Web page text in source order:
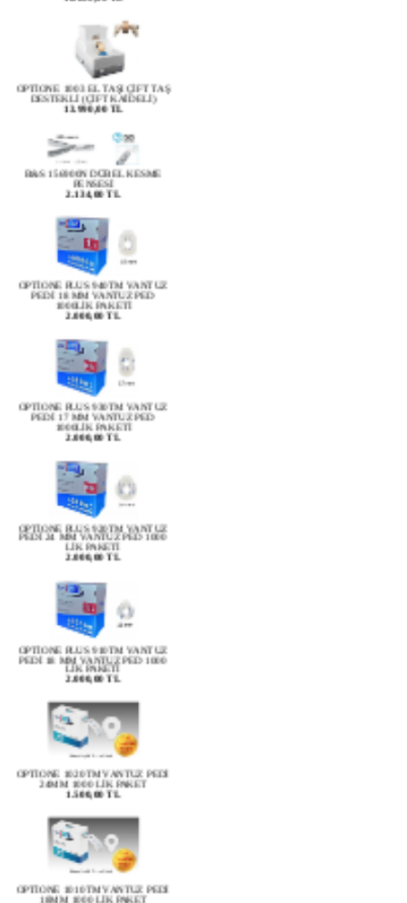
OPTİONE 1003 EL TAŞI ÇİFT TAŞ
DESTEKLİ (ÇİFT KAİDELİ)
13.990,00 TL
B&S 156900N DÜBEL KESME
PENSESİ
2.134,00 TL
OPTİONE PLUS 940TM VANTUZ
PEDİ 18 MM VANTUZ PED
1000LİK PAKETİ
2.000,00 TL
OPTİONE PLUS 930TM VANTUZ
PEDİ 17 MM VANTUZ PED
1000LİK PAKETİ
2.000,00 TL
OPTİONE PLUS 920TM VANTUZ
PEDİ 24 MM VANTUZ PED 1000
LİK PAKETİ
2.000,00 TL
OPTİONE PLUS 910TM VANTUZ
PEDİ 18 MM VANTUZ PED 1000
LİK PAKETİ
2.000,00 TL
OPTİONE 1020TM VANTUZ PEDİ
1.500,00 TL
OPTİONE 1010TM VANTUZ PEDİ
1.500,00 TL